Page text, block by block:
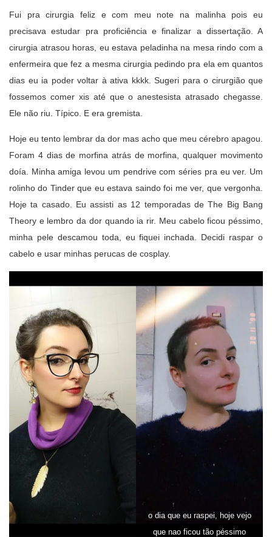
Fui pra cirurgia feliz e com meu note na malinha pois eu
precisava estudar pra proficiência e finalizar a dissertação. A
cirurgia atrasou horas, eu estava peladinha na mesa rindo com a
enfermeira que fez a mesma cirurgia pedindo pra ela em quantos
dias eu ia poder voltar à ativa kkkk. Sugeri para o cirurgião que
fossemos comer xis até que o anestesista atrasado chegasse.
Ele não riu. Típico. E era gremista.
Hoje eu tento lembrar da dor mas acho que meu cérebro apagou.
Foram 4 dias de morfina atrás de morfina, qualquer movimento
doía. Minha amiga levou um pendrive com séries pra eu ver. Um
rolinho do Tinder que eu estava saindo foi me ver, que vergonha.
Hoje ta casado. Eu assisti as 12 temporadas de The Big Bang
Theory e lembro da dor quando ia rir. Meu cabelo ficou péssimo,
minha pele descamou toda, eu fiquei inchada. Decidi raspar o
cabelo e usar minhas perucas de cosplay.
o dia que eu raspei, hoje vejo
que nao ficou tão péssimo